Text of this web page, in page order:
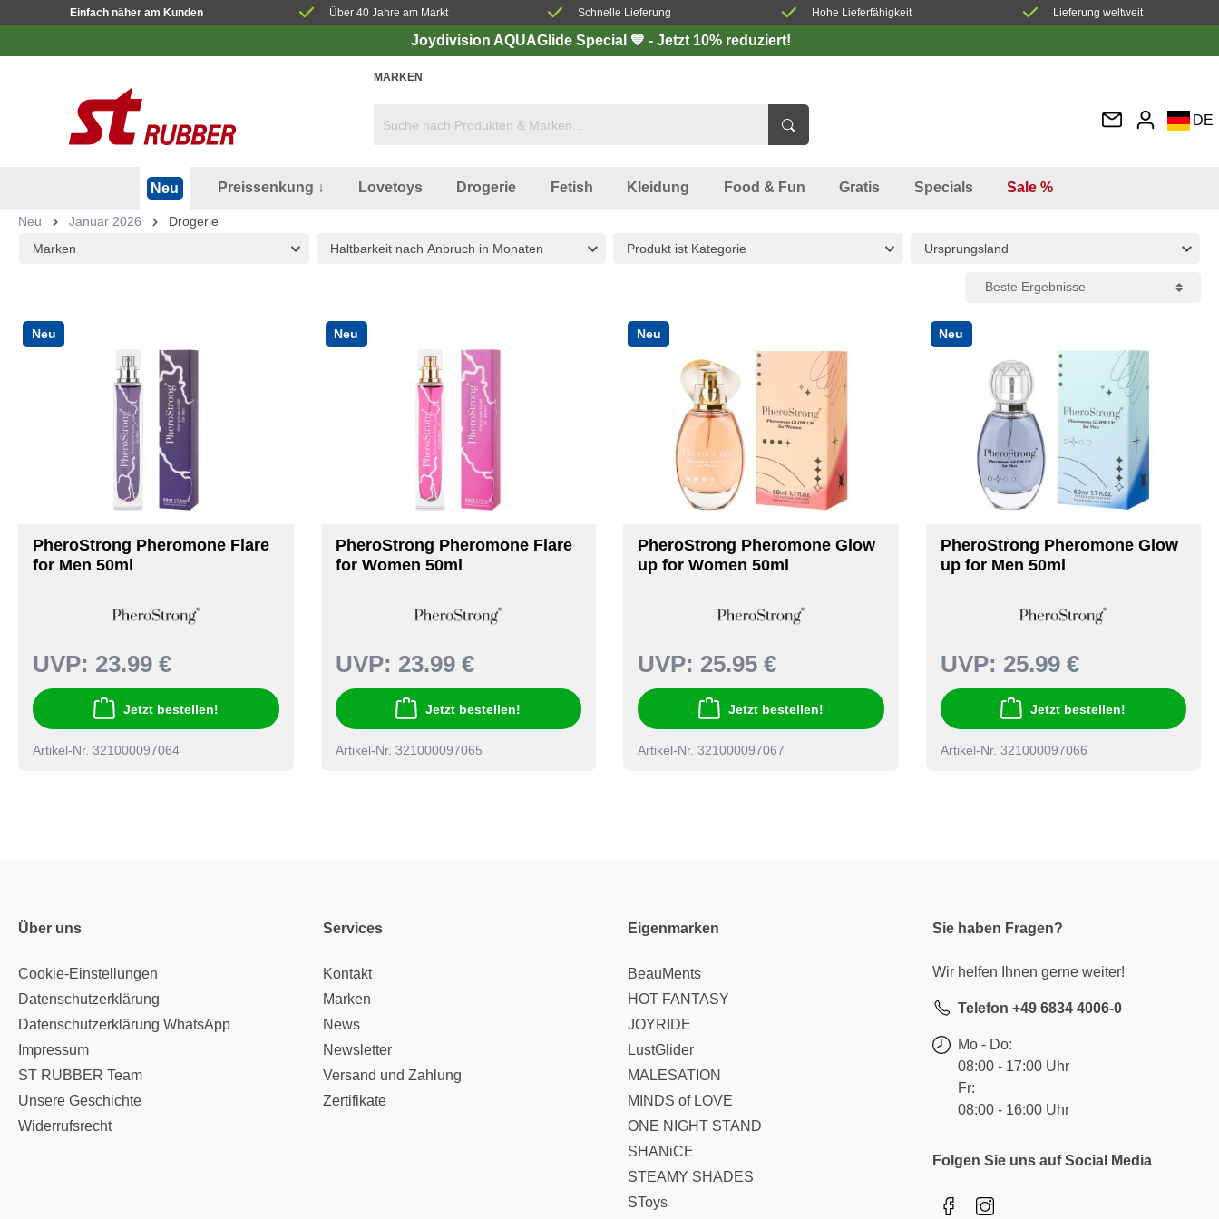
Einfach näher am Kunden Über 40 Jahre am Markt Schnelle Lieferung Hohe Lieferfähigkeit Lieferung weltweit
Joydivision AQUAGlide Special 💙 - Jetzt 10% reduziert!
MARKEN
DE
Neu Preissenkung ↓ Lovetoys Drogerie Fetish Kleidung Food & Fun Gratis Specials Sale %
Neu Januar 2026
Drogerie
Marken
Haltbarkeit nach Anbruch in Monaten Produkt ist Kategorie Ursprungsland
Neu
PheroStrong Pheromone Flare
for Men 50ml
UVP: 23.99 €
Jetzt bestellen!
Artikel-Nr. 321000097064
Neu
PheroStrong Pheromone Flare
for Women 50ml
UVP: 23.99 €
Jetzt bestellen!
Artikel-Nr. 321000097065
Neu
PheroStrong Pheromone Glow
up for Women 50ml
UVP: 25.95 €
Jetzt bestellen!
Artikel-Nr. 321000097067
Neu
PheroStrong Pheromone Glow
up for Men 50ml
UVP: 25.99 €
Jetzt bestellen!
Artikel-Nr. 321000097066
Über uns
Cookie-Einstellungen
Datenschutzerklärung
Datenschutzerklärung WhatsApp
Impressum
ST RUBBER Team
Unsere Geschichte
Widerrufsrecht
Services
Kontakt
Marken
News
Newsletter
Versand und Zahlung
Zertifikate
Eigenmarken
BeauMents
HOT FANTASY
JOYRIDE
LustGlider
MALESATION
MINDS of LOVE
ONE NIGHT STAND
SHANiCE
STEAMY SHADES
SToys
Sie haben Fragen?
Wir helfen Ihnen gerne weiter!
Telefon +49 6834 4006-0
Mo - Do:
08:00 - 17:00 Uhr
Fr:
08:00 - 16:00 Uhr
Folgen Sie uns auf Social Media